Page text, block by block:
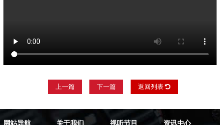
上一篇 下一篇 返回列表
网站导航 关于我们 视听节目 资讯中心